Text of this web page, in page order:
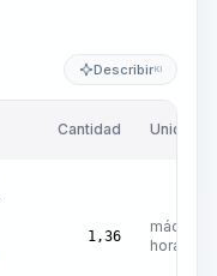
DescribirKI
Cantidad Unidad
1,36
máquina-
hora